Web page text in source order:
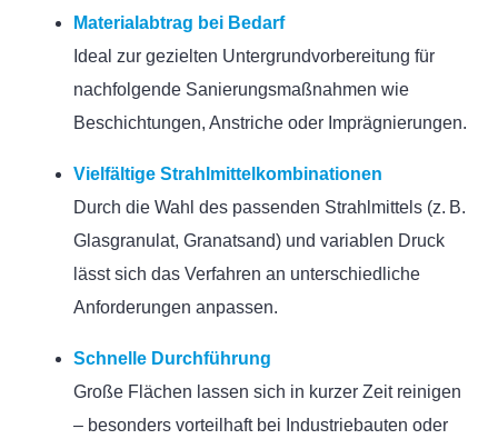
Materialabtrag bei Bedarf
Ideal zur gezielten Untergrundvorbereitung für
nachfolgende Sanierungsmaßnahmen wie
Beschichtungen, Anstriche oder Imprägnierungen.
Vielfältige Strahlmittelkombinationen
Durch die Wahl des passenden Strahlmittels (z. B.
Glasgranulat, Granatsand) und variablen Druck
lässt sich das Verfahren an unterschiedliche
Anforderungen anpassen.
Schnelle Durchführung
Große Flächen lassen sich in kurzer Zeit reinigen
– besonders vorteilhaft bei Industriebauten oder